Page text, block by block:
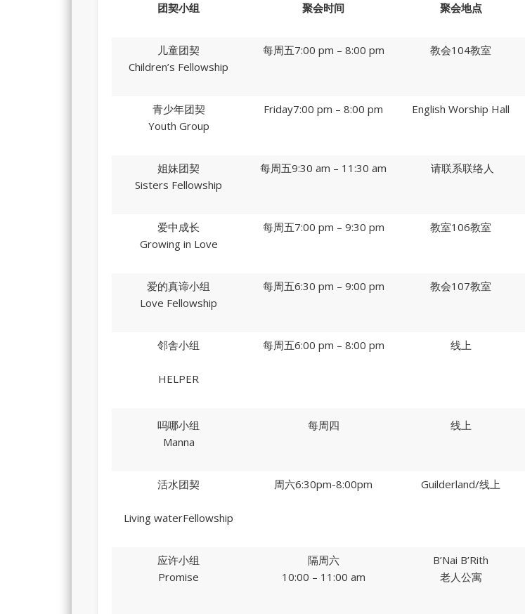
团契小组 聚会时间 聚会地点
儿童团契
Children’s Fellowship
每周五7:00 pm – 8:00 pm 教会104教室
青少年团契
Youth Group
Friday7:00 pm – 8:00 pm English Worship Hall
姐妹团契
Sisters Fellowship
每周五9:30 am – 11:30 am 请联系联络人
爱中成长
Growing in Love
每周五7:00 pm – 9:30 pm 教室106教室
爱的真谛小组
Love Fellowship
每周五6:30 pm – 9:00 pm 教会107教室
邻舎小组
HELPER
每周五6:00 pm – 8:00 pm 线上
吗哪小组
Manna
每周四 线上
活水团契
Living waterFellowship
周六6:30pm-8:00pm Guilderland/线上
应许小组
Promise
隔周六
10:00 – 11:00 am
B’Nai B’Rith
老人公寓